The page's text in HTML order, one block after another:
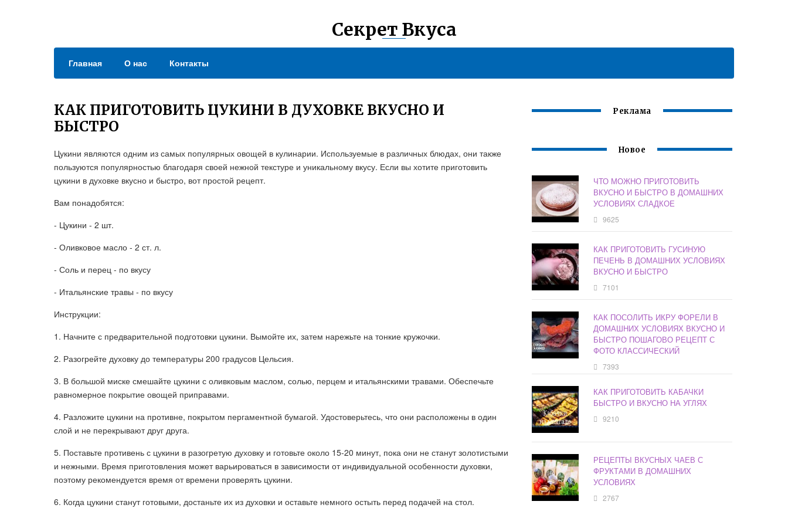
Секрет Вкуса
Главная О нас Контакты
КАК ПРИГОТОВИТЬ ЦУКИНИ В ДУХОВКЕ ВКУСНО И
БЫСТРО
Цукини являются одним из самых популярных овощей в кулинарии. Используемые в различных блюдах, они также
пользуются популярностью благодаря своей нежной текстуре и уникальному вкусу. Если вы хотите приготовить
цукини в духовке вкусно и быстро, вот простой рецепт.
Вам понадобятся:
- Цукини - 2 шт.
- Оливковое масло - 2 ст. л.
- Соль и перец - по вкусу
- Итальянские травы - по вкусу
Инструкции:
1. Начните с предварительной подготовки цукини. Вымойте их, затем нарежьте на тонкие кружочки.
2. Разогрейте духовку до температуры 200 градусов Цельсия.
3. В большой миске смешайте цукини с оливковым маслом, солью, перцем и итальянскими травами. Обеспечьте
равномерное покрытие овощей приправами.
4. Разложите цукини на противне, покрытом пергаментной бумагой. Удостоверьтесь, что они расположены в один
слой и не перекрывают друг друга.
5. Поставьте противень с цукини в разогретую духовку и готовьте около 15-20 минут, пока они не станут золотистыми
и нежными. Время приготовления может варьироваться в зависимости от индивидуальной особенности духовки,
поэтому рекомендуется время от времени проверять цукини.
6. Когда цукини станут готовыми, достаньте их из духовки и оставьте немного остыть перед подачей на стол.
Реклама
Новое
ЧТО МОЖНО ПРИГОТОВИТЬ
ВКУСНО И БЫСТРО В ДОМАШНИХ
УСЛОВИЯХ СЛАДКОЕ
9625
КАК ПРИГОТОВИТЬ ГУСИНУЮ
ПЕЧЕНЬ В ДОМАШНИХ УСЛОВИЯХ
ВКУСНО И БЫСТРО
7101
КАК ПОСОЛИТЬ ИКРУ ФОРЕЛИ В
ДОМАШНИХ УСЛОВИЯХ ВКУСНО И
БЫСТРО ПОШАГОВО РЕЦЕПТ С
ФОТО КЛАССИЧЕСКИЙ
7393
КАК ПРИГОТОВИТЬ КАБАЧКИ
БЫСТРО И ВКУСНО НА УГЛЯХ
9210
РЕЦЕПТЫ ВКУСНЫХ ЧАЕВ С
ФРУКТАМИ В ДОМАШНИХ
УСЛОВИЯХ
2767